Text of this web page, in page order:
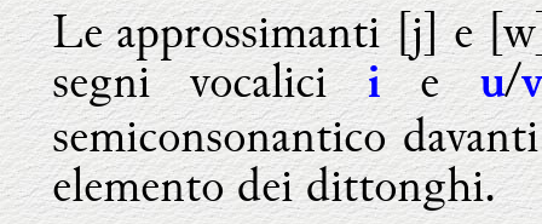
Le approssimanti [j] e
segni vocaliciieu/v
semiconsonantico
elemento dei dittonghi.